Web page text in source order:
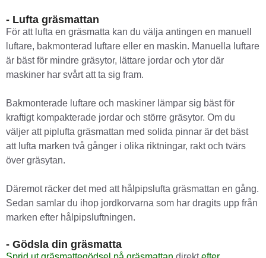
- Lufta gräsmattan
För att lufta en gräsmatta kan du välja antingen en manuell
luftare, bakmonterad luftare eller en maskin. Manuella luftare
är bäst för mindre gräsytor, lättare jordar och ytor där
maskiner har svårt att ta sig fram.
Bakmonterade luftare och maskiner lämpar sig bäst för
kraftigt kompakterade jordar och större gräsytor. Om du
väljer att piplufta gräsmattan med solida pinnar är det bäst
att lufta marken två gånger i olika riktningar, rakt och tvärs
över gräsytan.
Däremot räcker det med att hålpipslufta gräsmattan en gång.
Sedan samlar du ihop jordkorvarna som har dragits upp från
marken efter hålpipsluftningen.
- Gödsla din gräsmatta